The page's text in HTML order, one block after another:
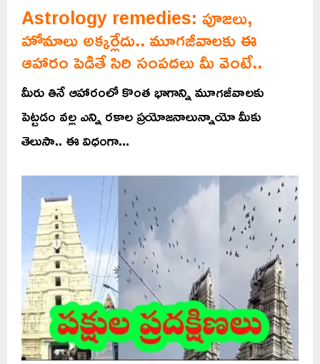
Astrology remedies: పూజలు,
హోమాలు అక్కర్లేదు.. మూగజీవాలకు ఈ
ఆహారం పెడితే సిరి సంపదలు మీ వెంటే..
మీరు తినే ఆహారంలో కొంత భాగాన్ని మూగజీవాలకు
పెట్టడం వల్ల ఎన్ని రకాల ప్రయోజనాలున్నాయో మీకు
తెలుసా.. ఈ విధంగా...